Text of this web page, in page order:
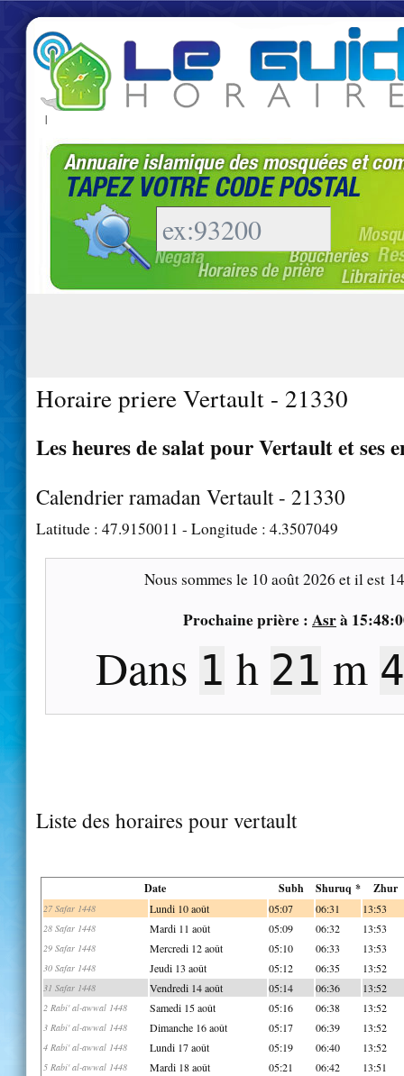
|
Horaire priere Vertault - 21330
Les heures de salat pour Vertault et ses
Calendrier ramadan Vertault - 21330
Latitude : 47.9150011 - Longitude : 4.3507049
Nous sommes le 10 août 2026 et il est
Prochaine prière : Asrà
Dans 1 h 21 m
Liste des horaires pour vertault
Date Subh Shuruq * Zhur
27 Safar 1448 Lundi 10 août 05:07 06:31 13:53
28 Safar 1448 Mardi 11 août 05:09 06:32 13:53
29 Safar 1448 Mercredi 12 août 05:10 06:33 13:53
30 Safar 1448 Jeudi 13 août 05:12 06:35 13:52
31 Safar 1448 Vendredi 14 août 05:14 06:36 13:52
2 Rabi' al-awwal 1448 Samedi 15 août 05:16 06:38 13:52
3 Rabi' al-awwal 1448 Dimanche 16 août 05:17 06:39 13:52
4 Rabi' al-awwal 1448 Lundi 17 août 05:19 06:40 13:52
5 Rabi' al-awwal 1448 Mardi 18 août 05:21 06:42 13:51